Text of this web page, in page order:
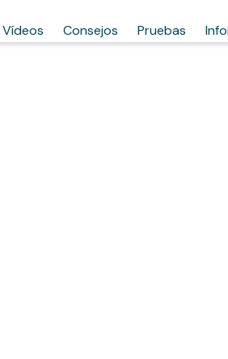
Vídeos Consejos Pruebas